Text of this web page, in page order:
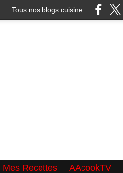
Tous nos blogs cuisine
Mes Recettes AAcookTV